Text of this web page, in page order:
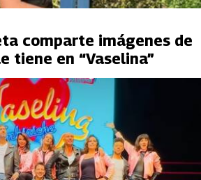
comparte imágenes de
tiene en “Vaselina”